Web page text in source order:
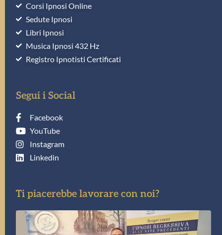
Corsi Ipnosi Online
Sedute Ipnosi
Libri Ipnosi
Musica Ipnosi 432 Hz
Registro Ipnotisti Certificati
Segui i Social
Facebook
YouTube
Instagram
Linkedin
Ti piacerebbe lavorare con noi?